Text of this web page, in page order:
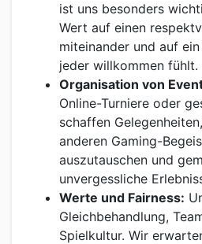
ist uns besonders
Wert auf einen
miteinander und auf
jeder willkommen fühlt.
Organisation von
Online-Turniere oder
schaffen
anderen Gaming-
auszutauschen und
unvergessliche
Werte und Fairness:
Gleichbehandlung,
Spielkultur. Wir